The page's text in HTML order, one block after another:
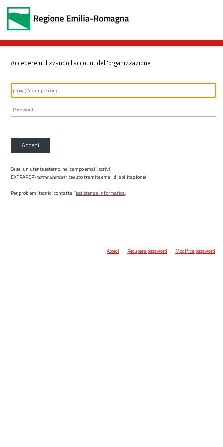
Accedere utilizzando l'account dell'organizzazione
Accedi
Se sei un utente esterno, nel campo email, scrivi
EXTRARER\nome utente(ricevuto tramite email di abilitazione)
Per problemi tecnici contatta l’assistenza informatica.
Accedi Recupera password Modifica password